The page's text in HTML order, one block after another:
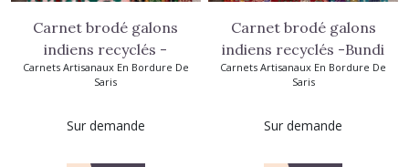
Carnet brodé galons
indiens recyclés -
Jodhpur
Carnets Artisanaux En Bordure De
Saris
Sur demande
Carnet brodé galons
indiens recyclés -Bundi
Carnets Artisanaux En Bordure De
Saris
Sur demande